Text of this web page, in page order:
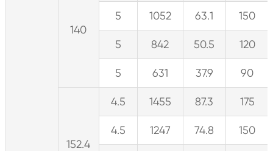
140
5 1052 63.1 150
5 842 50.5 120
5 631 37.9 90
152.4
4.5 1455 87.3 175
4.5 1247 74.8 150